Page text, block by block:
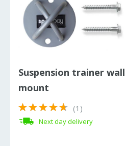
Suspension trainer wall
mount
(1)
Next day delivery